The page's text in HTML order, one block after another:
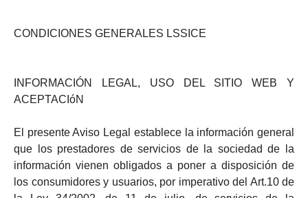
CONDICIONES GENERALES LSSICE
INFORMACIÓN LEGAL, USO DEL SITIO WEB Y
ACEPTACIóN
El presente Aviso Legal establece la información general
que los prestadores de servicios de la sociedad de la
información vienen obligados a poner a disposición de
los consumidores y usuarios, por imperativo del Art.10 de